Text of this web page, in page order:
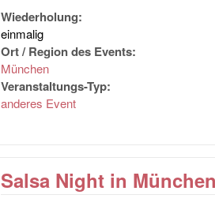
Wiederholung:
einmalig
Ort / Region des Events:
München
Veranstaltungs-Typ:
anderes Event
Salsa Night in